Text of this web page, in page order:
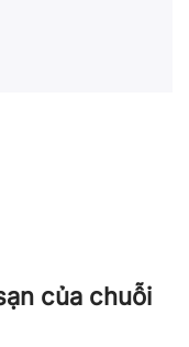
của chuỗi